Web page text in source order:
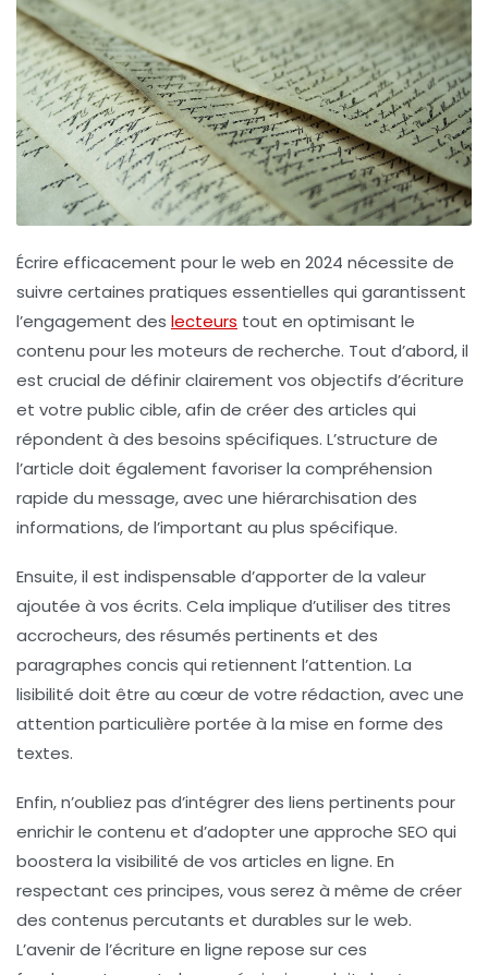
Écrire efficacement pour le web en 2024 nécessite de
suivre certaines pratiques essentielles qui garantissent
l’engagement des lecteurs tout en optimisant le
contenu pour les moteurs de recherche. Tout d’abord, il
est crucial de définir clairement vos objectifs d’écriture
et votre public cible, afin de créer des articles qui
répondent à des besoins spécifiques. L’structure de
l’article doit également favoriser la compréhension
rapide du message, avec une hiérarchisation des
informations, de l’important au plus spécifique.
Ensuite, il est indispensable d’apporterde la valeur
ajoutée à vos écrits. Cela implique d’utiliser des titres
accrocheurs, des résumés pertinents et des
paragraphes concis qui retiennent l’attention. La
lisibilité doit être au cœur de votre rédaction, avec une
attention particulière portée à la mise en forme des
textes.
Enfin, n’oubliez pas d’intégrer des liens pertinents pour
enrichir le contenu et d’adopter une approche SEO qui
boostera la visibilité de vos articles en ligne. En
respectant ces principes, vous serez à même de créer
des contenus percutants et durables sur le web.
L’avenir de l’écriture en ligne repose sur ces